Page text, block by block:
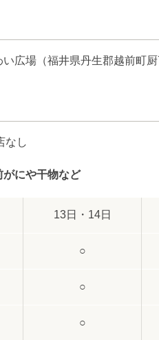
広場（福井県丹生郡越前町厨
なし
にや干物など
13日・14日
○
○
○